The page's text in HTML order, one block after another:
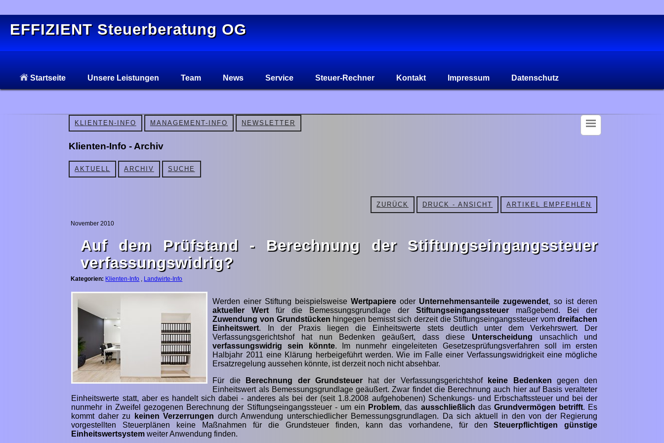
EFFIZIENT Steuerberatung OG
Startseite Unsere Leistungen Team News Service Steuer-Rechner Kontakt Impressum Datenschutz
KLIENTEN-INFO MANAGEMENT-INFO NEWSLETTER
Klienten-Info - Archiv
AKTUELL ARCHIV SUCHE
ZURÜCK DRUCK - ANSICHT ARTIKEL EMPFEHLEN
November 2010
Auf dem Prüfstand - Berechnung der Stiftungseingangssteuer
verfassungswidrig?
Kategorien: Klienten-Info , Landwirte-Info
Werden einer Stiftung beispielsweiseWertpapiere oder Unternehmensanteile zugewendet, so ist deren
aktueller Wert für die Bemessungsgrundlage derStiftungseingangssteuer maßgebend. Bei der
Zuwendung von Grundstücken hingegen bemisst sich derzeit die Stiftungseingangssteuer vomdreifachen
Einheitswert. In der Praxis liegen die Einheitswerte stets deutlich unter dem Verkehrswert. Der
Verfassungsgerichtshof hat nun Bedenken geäußert, dass diese Unterscheidung unsachlich und
verfassungswidrig sein könnte. Im nunmehr eingeleiteten Gesetzesprüfungsverfahren soll im ersten
Halbjahr 2011 eine Klärung herbeigeführt werden. Wie im Falle einer Verfassungswidrigkeit eine mögliche
Ersatzregelung aussehen könnte, ist derzeit noch nicht absehbar.
Für die
Berechnung der Grundsteuer hat der Verfassungsgerichtshof keine Bedenken gegen den
Einheitswert als Bemessungsgrundlage geäußert. Zwar findet die Berechnung auch hier auf Basis veralteter
Einheitswerte statt, aber es handelt sich dabei - anderes als bei der (seit 1.8.2008 aufgehobenen) Schenkungs- und Erbschaftssteuer und bei der
nunmehr in Zweifel gezogenen Berechnung der Stiftungseingangssteuer - um ein Problem, das ausschließlich dasGrundvermögen betrifft. Es
kommt daher zu
keinen Verzerrungen durch Anwendung unterschiedlicher Bemessungsgrundlagen. Da sich aktuell in den von der Regierung
vorgestellten Steuerplänen keine Maßnahmen für die Grundsteuer finden, kann das vorhandene, für denSteuerpflichtigen
günstige
Einheitswertsystem weiter Anwendung finden.